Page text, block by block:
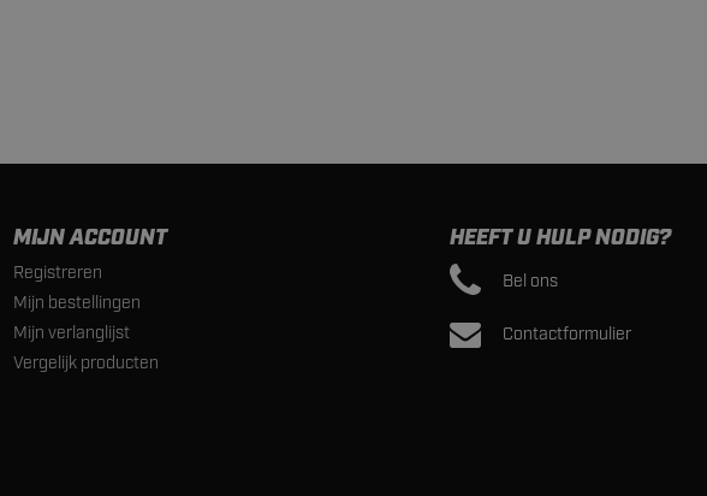
MIJN ACCOUNT
Registreren
Mijn bestellingen
Mijn verlanglijst
Vergelijk producten
HEEFT U HULP NODIG?
Bel ons
Contactformulier